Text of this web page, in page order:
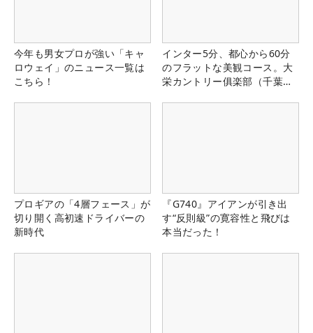
今年も男女プロが強い「キャ
ロウェイ」のニュース一覧は
こちら！
インター5分、都心から60分
のフラットな美観コース。大
栄カントリー俱楽部（千葉
プロギアの「4層フェース」が
切り開く高初速ドライバーの
新時代
『G740』アイアンが引き出
す“反則級”の寛容性と飛びは
本当だった！